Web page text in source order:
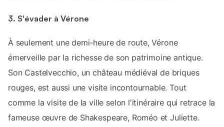
3. S'évader à Vérone
À seulement une demi-heure de route, Vérone
émerveille par la richesse de son patrimoine antique.
Son Castelvecchio, un château médiéval de briques
rouges, est aussi une visite incontournable. Tout
comme la visite de la ville selon l'itinéraire qui retrace la
fameuse œuvre de Shakespeare, Roméo et Juliette.